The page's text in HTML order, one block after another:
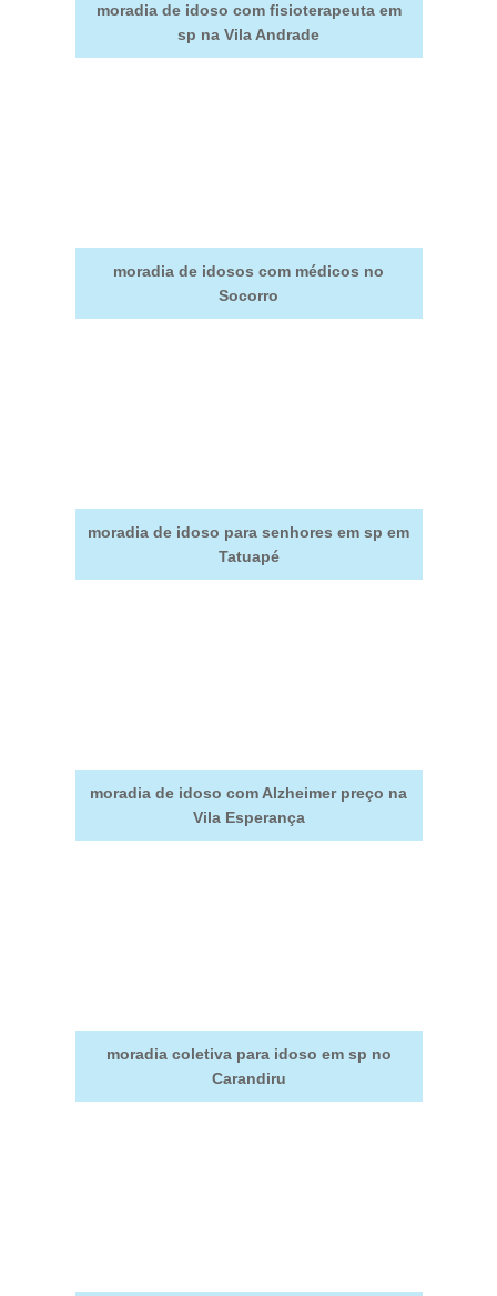
moradia de idoso com fisioterapeuta em
sp na Vila Andrade
moradia de idosos com médicos no
Socorro
moradia de idoso para senhores em sp em
Tatuapé
moradia de idoso com Alzheimer preço na
Vila Esperança
moradia coletiva para idoso em sp no
Carandiru